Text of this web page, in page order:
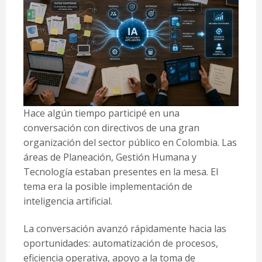
Hace algún tiempo participé en una
conversación con directivos de una gran
organización del sector público en Colombia. Las
áreas de Planeación, Gestión Humana y
Tecnología estaban presentes en la mesa. El
tema era la posible implementación de
inteligencia artificial.
La conversación avanzó rápidamente hacia las
oportunidades: automatización de procesos,
eficiencia operativa, apoyo a la toma de